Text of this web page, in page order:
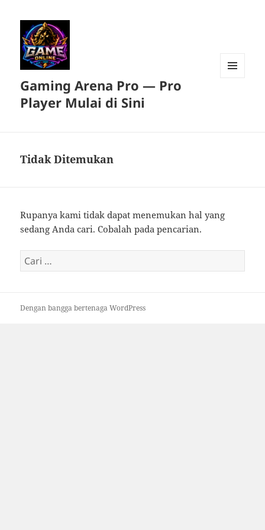
Gaming Arena Pro — Pro
Player Mulai di Sini
Tidak Ditemukan
Rupanya kami tidak dapat menemukan hal yang
sedang Anda cari. Cobalah pada pencarian.
Cari
untuk:
Dengan bangga bertenaga WordPress